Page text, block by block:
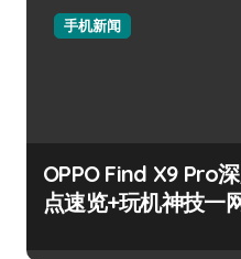
手机新闻
OPPO Find X9 Pro
点速览+玩机神技一